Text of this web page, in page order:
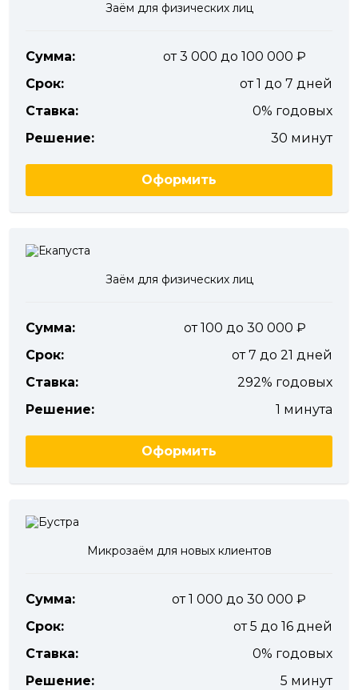
Заём для физических лиц
Сумма:
от 3 000 до 100 000
Срок:
от 1 до 7 дней
Ставка:
0% годовых
Решение:
30 минут
Оформить
Заём для физических лиц
Сумма:
от 100 до 30 000
Срок:
от 7 до 21 дней
Ставка:
292% годовых
Решение:
1 минута
Оформить
Микрозаём для новых клиентов
Сумма:
от 1 000 до 30 000
Срок:
от 5 до 16 дней
Ставка:
0% годовых
Решение:
5 минут